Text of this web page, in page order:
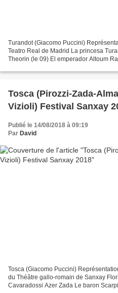
Turandot (Giacomo Puccini)
Teatro Real de Madrid La princesa
Theorin (le 09) El emperador Altoum
Tosca (Pirozzi-Zada-
Vizioli) Festival Sanxay
Publié le 14/08/2018 à 09:19
Par David
Tosca (Giacomo Puccini)
du Théâtre gallo-romain de Sanxay
Cavaradossi Azer Zada Le baron